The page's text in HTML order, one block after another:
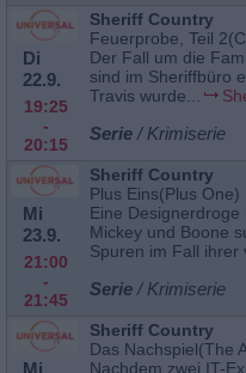
Di
22.9.
19:25
-
20:15
Sheriff Country
Feuerprobe, Teil
Der Fall um die
sind im Sheriffbüro
Travis wurde...
Serie / Krimiserie
Mi
23.9.
21:00
-
21:45
Sheriff Country
Plus Eins(Plus One)
Eine
Mickey und Boone
Spuren im Fall ihrer
Serie / Krimiserie
Mi
Sheriff Country
Das Nachspiel(The
Nachdem zwei IT-